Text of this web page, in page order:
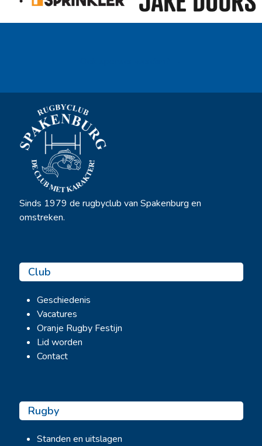
Sinds 1979 de rugbyclub van Spakenburg en
omstreken.
Club
Geschiedenis
Vacatures
Oranje Rugby Festijn
Lid worden
Contact
Rugby
Standen en uitslagen